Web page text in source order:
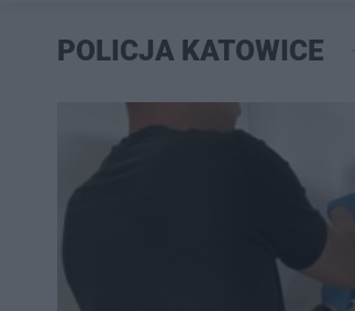
POLICJA KATOWICE